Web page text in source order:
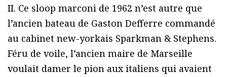
II. Ce sloop marconi de 1962 n’est autre que
l’ancien bateau de Gaston Defferre commandé
au cabinet new-yorkais Sparkman & Stephens.
Féru de voile, l’ancien maire de Marseille
voulait damer le pion aux italiens qui avaient